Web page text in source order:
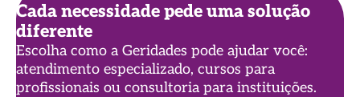
Cada necessidade pede uma solução
diferente
Escolha como a Geridades pode ajudar você:
atendimento especializado, cursos para
profissionais ou consultoria para instituições.